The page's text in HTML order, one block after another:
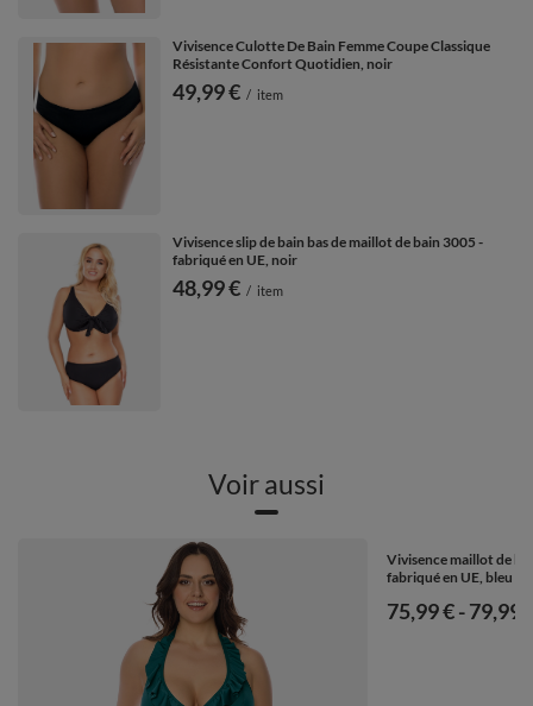
Vivisence Culotte De Bain Femme Coupe Classique
Résistante Confort Quotidien, noir
49,99 € / item
Vivisence slip de bain bas de maillot de bain 3005 -
fabriqué en UE, noir
48,99 € / item
Voir aussi
Vivisence maillot de
fabriqué en UE, bleu
de
75,99 €-vers
79,99